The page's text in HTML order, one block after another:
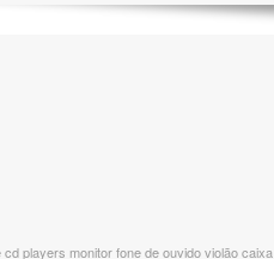
players monitor fone de ouvido violão caixa